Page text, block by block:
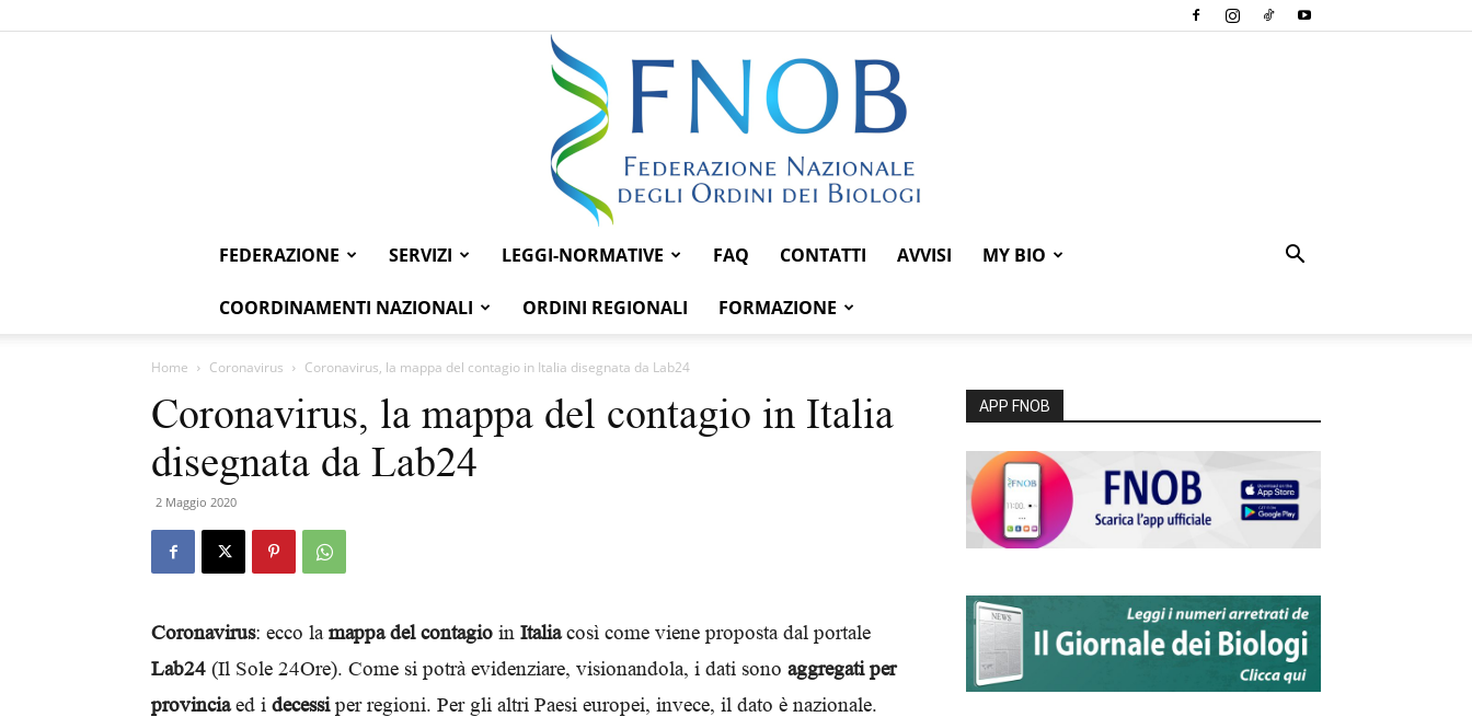
Federazione
FEDERAZIONE SERVIZI LEGGI-NORMATIVE FAQ CONTATTI AVVISI MY BIO
COORDINAMENTI NAZIONALI ORDINI REGIONALI FORMAZIONE
Home Coronavirus Coronavirus, la mappa del contagio in Italia disegnata da Lab24
Coronavirus, la mappa del contagio in Italia
disegnata da Lab24
2 Maggio 2020
Coronavirus: ecco lamappa del contagio in Italiacosì come viene proposta dal portale
Lab24 (Il Sole 24Ore). Come si potrà evidenziare, visionandola, i dati sono aggregati per
provinciaed i decessiper regioni. Per gli altri Paesi europei, invece, il dato è nazionale.
APP FNOB